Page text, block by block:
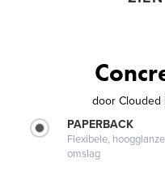
door Clouded
PAPERBACK
Flexibele,
omslag